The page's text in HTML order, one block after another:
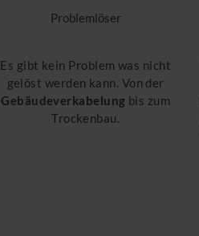
Problemlöser
Es gibt kein Problem was nicht
gelöst werden kann. Von der
Gebäudeverkabelung bis zum
Trockenbau.